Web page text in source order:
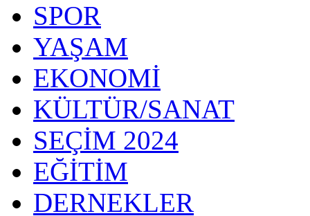
SPOR
YAŞAM
EKONOMİ
KÜLTÜR/SANAT
SEÇİM 2024
EĞİTİM
DERNEKLER